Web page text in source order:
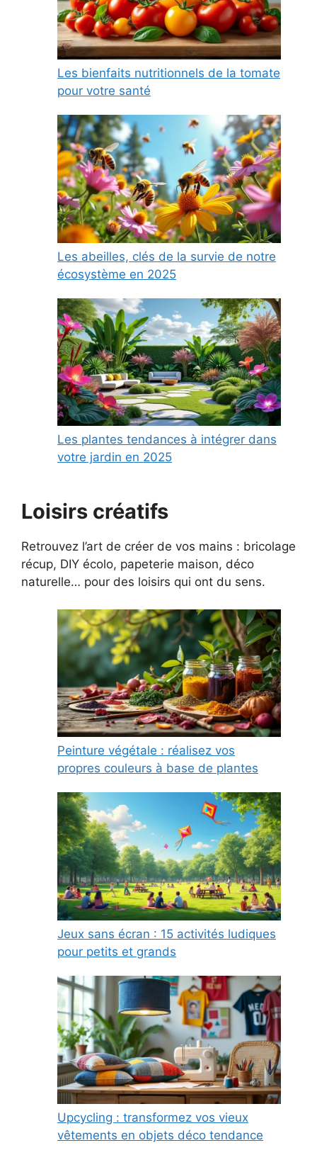
Les bienfaits nutritionnels de la tomate
pour votre santé
Les abeilles, clés de la survie de notre
écosystème en 2025
Les plantes tendances à intégrer dans
votre jardin en 2025
Loisirs créatifs
Retrouvez l’art de créer de vos mains : bricolage
récup, DIY écolo, papeterie maison, déco
naturelle… pour des loisirs qui ont du sens.
Peinture végétale : réalisez vos
propres couleurs à base de plantes
Jeux sans écran : 15 activités ludiques
pour petits et grands
Upcycling : transformez vos vieux
vêtements en objets déco tendance